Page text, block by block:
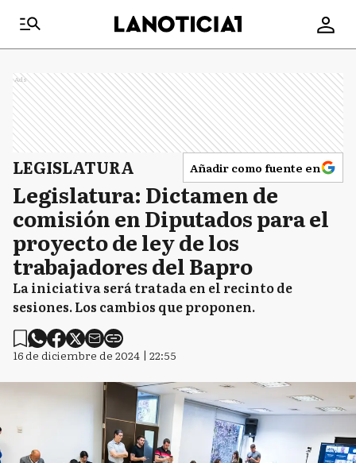
Ads
LEGISLATURA Añadir como fuente en
Legislatura: Dictamen de
comisión en Diputados para el
proyecto de ley de los
trabajadores del Bapro
La iniciativa será tratada en el recinto de
sesiones. Los cambios que proponen.
16 de diciembre de 2024 | 22:55